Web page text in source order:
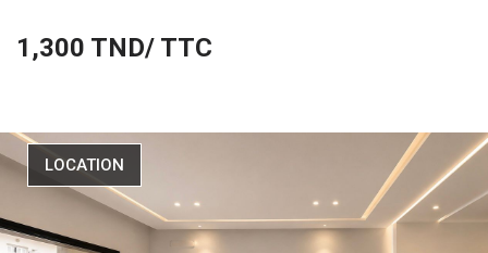
1,300 TND/ TTC
LOCATION